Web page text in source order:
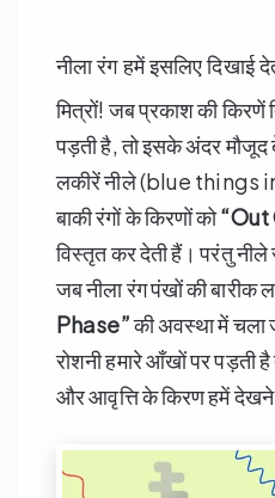
नीला रंग हमें इसलिए दिखाई
मित्रों! जब प्रकाश की
पड़ती है, तो इसके अंदर मौजूद
लकीरें नीले (blue things
बाकी रंगों के किरणों को“Out
विस्तृत कर देती हैं। परंतु नीले
जब नीला रंग पंखों की बारीक
Phase”की अवस्था में
रोशनी हमारे आँखों पर पड़ती
और आवृत्ति के किरण हमें देखने